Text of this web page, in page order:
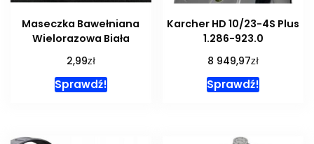
Maseczka Bawełniana
Wielorazowa Biała
2,99zł
Sprawdź!
Karcher HD 10/23-4S Plus
1.286-923.0
8 949,97zł
Sprawdź!